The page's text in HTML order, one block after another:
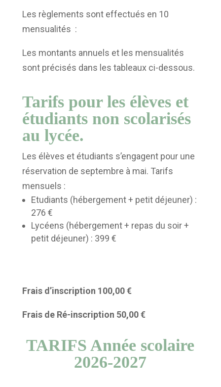
Les règlements sont effectués en 10
mensualités :
Les montants annuels et les mensualités
sont précisés dans les tableaux ci-dessous.
Tarifs pour les élèves et
étudiants non scolarisés
au lycée.
Les élèves et étudiants s’engagent pour une
réservation de septembre à mai. Tarifs
mensuels :
Etudiants (hébergement + petit déjeuner) :
276 €
Lycéens (hébergement + repas du soir +
petit déjeuner) : 399 €
Frais d’inscription 100,00 €
Frais de Ré-inscription 50,00 €
TARIFS Année scolaire
2026-2027